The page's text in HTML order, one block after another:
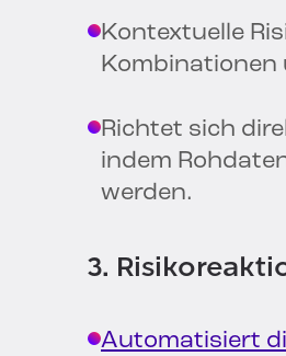
Kontextuelle
Kombinationen
Richtet sich
indem
werden.
3.
Automatisiert